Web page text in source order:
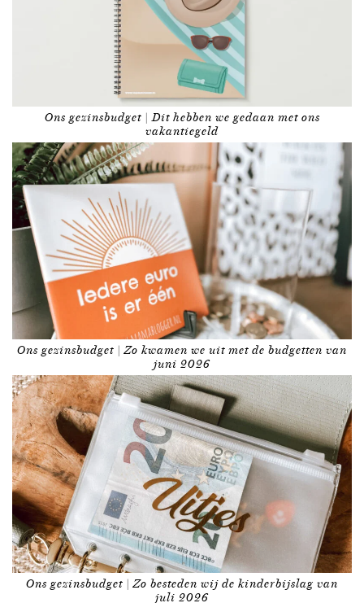
Ons gezinsbudget | Dit hebben we gedaan met ons
vakantiegeld
Ons gezinsbudget | Zo kwamen we uit met de budgetten van
juni 2026
Ons gezinsbudget | Zo besteden wij de kinderbijslag van
juli 2026